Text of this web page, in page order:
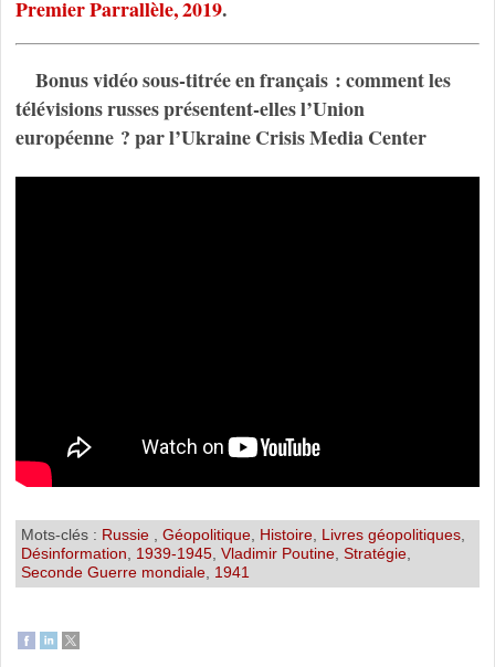
Premier Parrallèle, 2019.
Bonus vidéo sous-titrée en français : comment les
télévisions russes présentent-elles l’Union
européenne ? par l’Ukraine Crisis Media Center
Mots-clés : Russie Géopolitique, Histoire, Livres géopolitiques,
Désinformation
1939-1945, Vladimir Poutine, Stratégie,
Seconde Guerre mondiale, 1941